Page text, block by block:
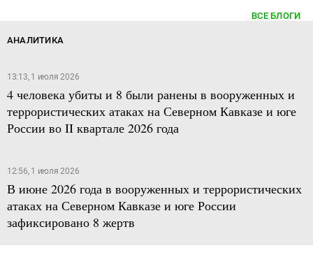
ВСЕ БЛОГИ
АНАЛИТИКА
13:13, 1 июля 2026
4 человека убиты и 8 были ранены в вооруженных и
террористических атаках на Северном Кавказе и юге
России во II квартале 2026 года
12:56, 1 июля 2026
В июне 2026 года в вооруженных и террористических
атаках на Северном Кавказе и юге России
зафиксировано 8 жертв